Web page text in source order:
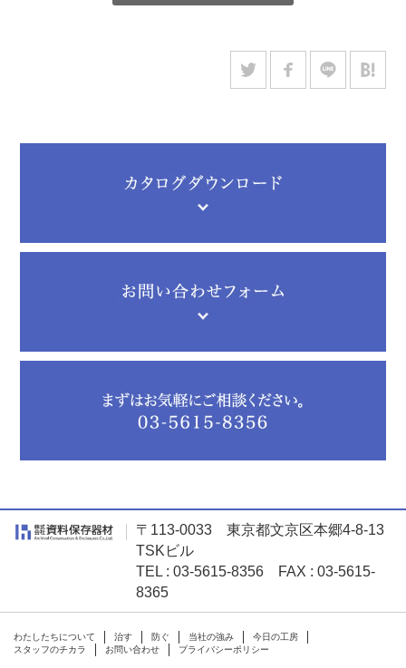
が、あると大変便利。
〒113-0033 東京都文京区本郷4-8-13
TSKビル
TEL : 03-5615-8356 FAX : 03-5615-
8365
わたしたちについて 治す 防ぐ 当社の強み
今日の工房
スタッフのチカラ
お問い合わせ プライバシーポリシー